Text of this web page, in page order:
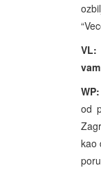
VL:
WP:
od
kao